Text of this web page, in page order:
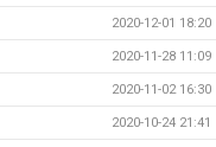
2020-12-01 18:20
2020-11-28 11:09
2020-11-02 16:30
2020-10-24 21:41